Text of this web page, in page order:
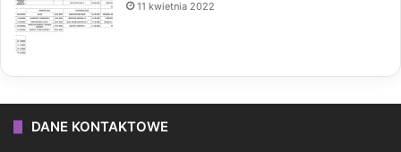
11 kwietnia 2022
DANE KONTAKTOWE